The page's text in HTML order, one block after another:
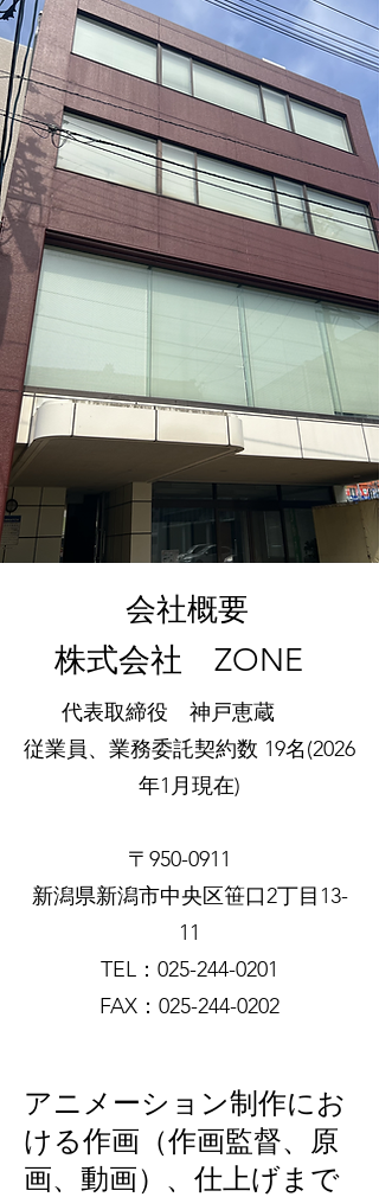
​会社概要​​
​​株式会社 ZONE
代表取締役 神戸恵蔵
従業員、業務委託契約数 19名(2026
年1月現在)
〒950-0911
新潟県新潟市中央区笹口2丁目13-
11
​TEL：025-244-0201
FAX：025-244-0202
アニメーション制作にお
ける作画（作画監督、原
画、動画）、仕上げまで